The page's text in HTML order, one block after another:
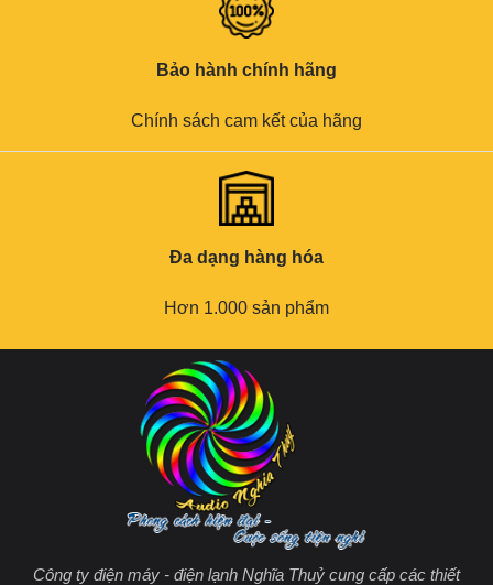
Bảo hành chính hãng
Chính sách cam kết của hãng
Đa dạng hàng hóa
Hơn 1.000 sản phẩm
Công ty điện máy - điện lạnh Nghĩa Thuỷ cung cấp các thiết